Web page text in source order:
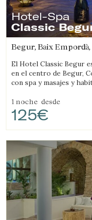
Hotel-Spa
Classic
Begur, Baix Empordà,
El Hotel Classic Begur
en el centro de Begur,
con spa y masajes y
1 noche desde
125€